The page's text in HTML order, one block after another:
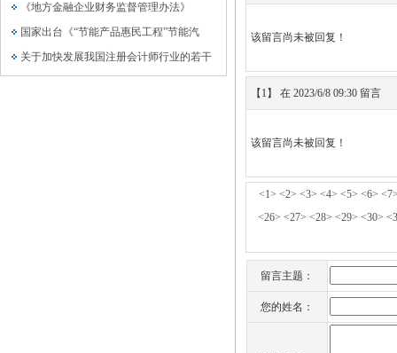
《地方金融企业财务监督管理办法》
国家出台《“节能产品惠民工程”节能汽
关于加快发展我国注册会计师行业的若干
该留言尚未被回复！
【1】 在 2023/6/8 09:30 留言
该留言尚未被回复！
<1> <2> <3> <4> <5> <6>
<26> <27> <28> <29> <30>
留言主题：
您的姓名：